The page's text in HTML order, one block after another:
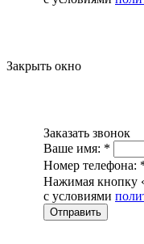
Закрыть окно
Заказать звонок
Ваше имя: *
Номер телефона:
Нажимая кнопку
с условиями
Отправить